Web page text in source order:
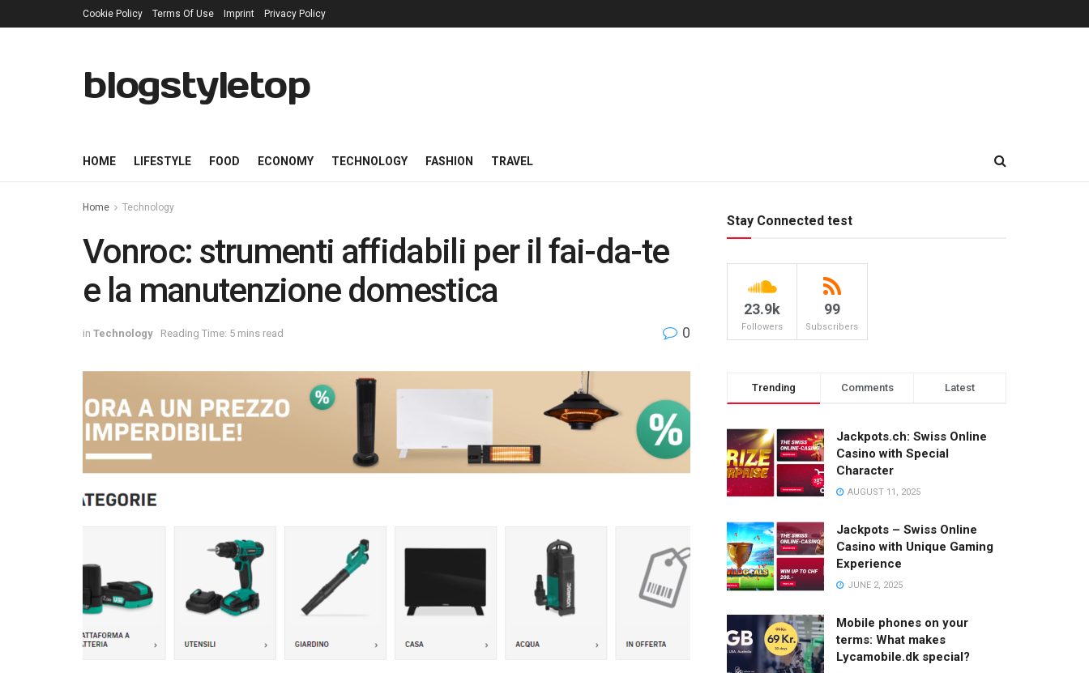
Cookie Policy Terms Of Use Imprint Privacy Policy
blogstyletop
HOME LIFESTYLE FOOD ECONOMY TECHNOLOGY FASHION TRAVEL
Home Technology
Vonroc: strumenti affidabili per il fai-da-te
e la manutenzione domestica
in Technology Reading Time: 5 mins read 0
Stay Connected test
23.9k
Followers
99
Subscribers
Trending Comments Latest
Jackpots.ch: Swiss Online
Casino with Special
Character
AUGUST 11, 2025
Jackpots – Swiss Online
Casino with Unique Gaming
Experience
JUNE 2, 2025
Mobile phones on your
terms: What makes
Lycamobile.dk special?